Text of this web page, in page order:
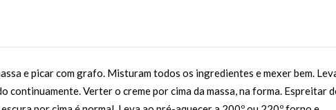
e picar com grafo. Misturam todos os ingredientes e mexer bem.
continuamente. Verter o creme por cima da massa, na forma. Espreitar